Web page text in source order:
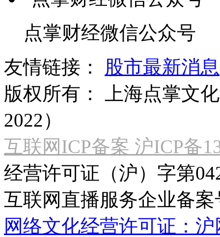
点掌财经微信公众号
友情链接：
股市最新消息
版权所有：
上海点掌文
2022）
互联网ICP备案 沪ICP备
经营许可证（沪）字第
互联网直播服务企业备案
网络文化经营许可证：